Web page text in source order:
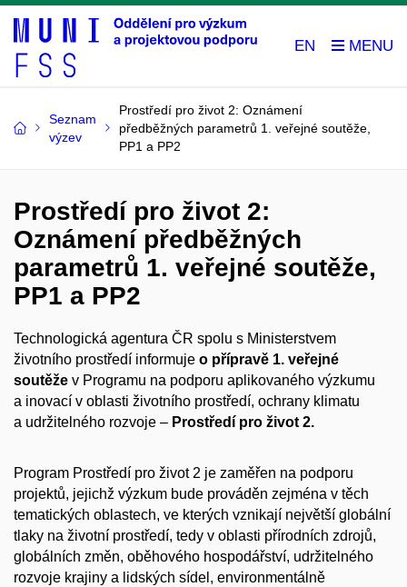
EN
Seznam
výzev
Prostředí pro život 2: Oznámení
předběžných parametrů 1. veřejné soutěže,
PP1 a PP2
Prostředí pro život 2:
Oznámení předběžných
parametrů 1. veřejné soutěže,
PP1 a PP2
Technologická agentura ČR spolu s Ministerstvem
životního prostředí informuje o přípravě 1. veřejné
soutěže v Programu na podporu aplikovaného výzkumu
a inovací v oblasti životního prostředí, ochrany klimatu
a udržitelného rozvoje – Prostředí pro život 2.
Program Prostředí pro život 2 je zaměřen na podporu
projektů, jejichž výzkum bude prováděn zejména v těch
tematických oblastech, ve kterých vznikají největší globální
tlaky na životní prostředí, tedy v oblasti přírodních zdrojů,
globálních změn, oběhového hospodářství, udržitelného
rozvoje krajiny a lidských sídel, environmentálně